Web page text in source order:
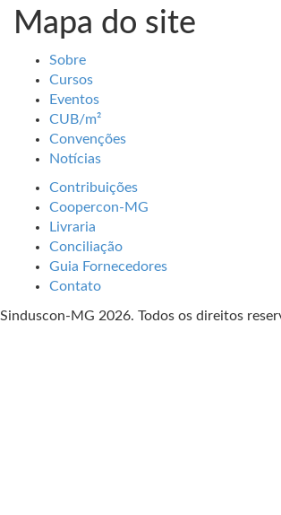
Mapa do site
Sobre
Cursos
Eventos
CUB/m²
Convenções
Notícias
Contribuições
Coopercon-MG
Livraria
Conciliação
Guia Fornecedores
Contato
Sinduscon-MG 2026. Todos os direitos